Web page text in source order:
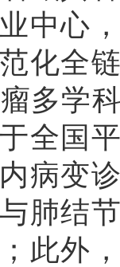
中心
化全
多学
全国
病变
肺结
此外